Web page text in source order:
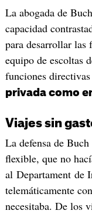
La abogada de
capacidad
para desarrollar las
equipo de escoltas
funciones
privada como
Viajes sin
La defensa de
flexible, que no
al Departament de
telemáticamente
necesitaba. De los